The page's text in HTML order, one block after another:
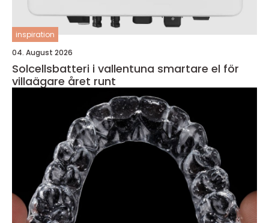
inspiration
04. August 2026
Solcellsbatteri i vallentuna smartare el för
villaägare året runt